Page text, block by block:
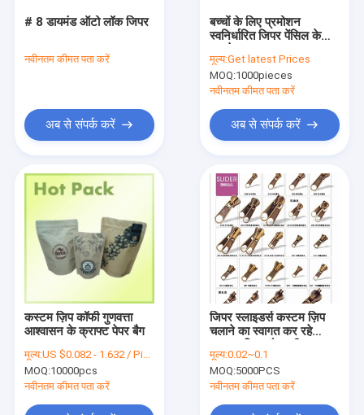
# 8 डायमंड ऑटो लॉक जिपर
नवीनतम कीमत पता करें
अब से संपर्क करें
बच्चों के लिए प्रमोशन
स्वनिर्धारित जिपर पेंसिल के
मूल्य:Get latest Prices
MOQ:1000pieces
नवीनतम कीमत पता करें
अब से संपर्क करें
कस्टम ज़िप कॉफी गुणवत्ता
आश्वासन के क्राफ्ट पेपर बैग
मूल्य:US $0.082 - 1.632 / Piece
MOQ:10000pcs
नवीनतम कीमत पता करें
जिपर स्लाइडर्स कस्टम ज़िप
चलाने का स्वागत कर रहे
मूल्य:0.02~0.1
MOQ:5000PCS
नवीनतम कीमत पता करें